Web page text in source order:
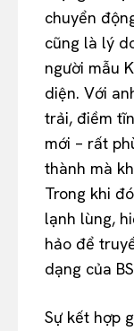
chuyển
cũng là lý
người mẫu
diện. Với
trải, điềm
mới – rất
thành mà
Trong khi
lạnh lùng,
hảo để
dạng của
Sự kết hợp